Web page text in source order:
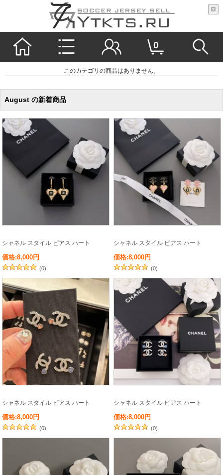
0
このカテゴリの商品はありません。
August の新着商品
シャネル スタイル ピアス ハート
価格:8,000円
(0)
シャネル スタイル ピアス ハート
価格:8,000円
(0)
シャネル スタイル ピアス ハート
価格:8,000円
(0)
シャネル スタイル ピアス ハート
価格:8,000円
(0)